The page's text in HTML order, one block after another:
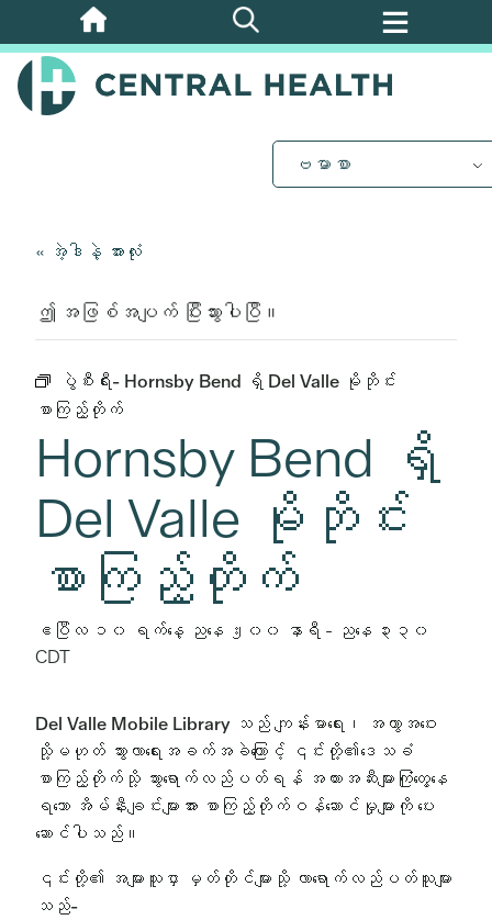
အဓိက
အကြောင်းအရာ
သို့
ဗမာစာ
« အဲ့ဒါနဲ့ အားလုံး
ဤ အဖြစ်အပျက် ပြီးသွားပါပြီ။
ပွဲစီးရီး- Hornsby Bend ရှိ Del Valle မိုဘိုင်း
စာကြည့်တိုက်
Hornsby Bend ရှိ
Del Valle မိုဘိုင်း
စာကြည့်တိုက်
ဧပြီလ ၁၀ ရက်နေ့ ညနေ ၂း၀၀ နာရီ - ညနေ ၃း၃၀
CDT
Del Valle Mobile Library သည် ကျန်းမာရေး၊ အကွာအဝေး
သို့မဟုတ် သွားလာရေးအခက်အခဲကြောင့် ၎င်းတို့၏ဒေသခံ
စာကြည့်တိုက်သို့ သွားရောက်လည်ပတ်ရန် အတားအဆီးများကြုံတွေ့နေ
ရသော အိမ်နီးချင်းများအား စာကြည့်တိုက်ဝန်ဆောင်မှုများကို ပေး
ဆောင်ပါသည်။
၎င်းတို့၏ အများသူငှာ မှတ်တိုင်များသို့ လာရောက်လည်ပတ်သူများ
သည်-